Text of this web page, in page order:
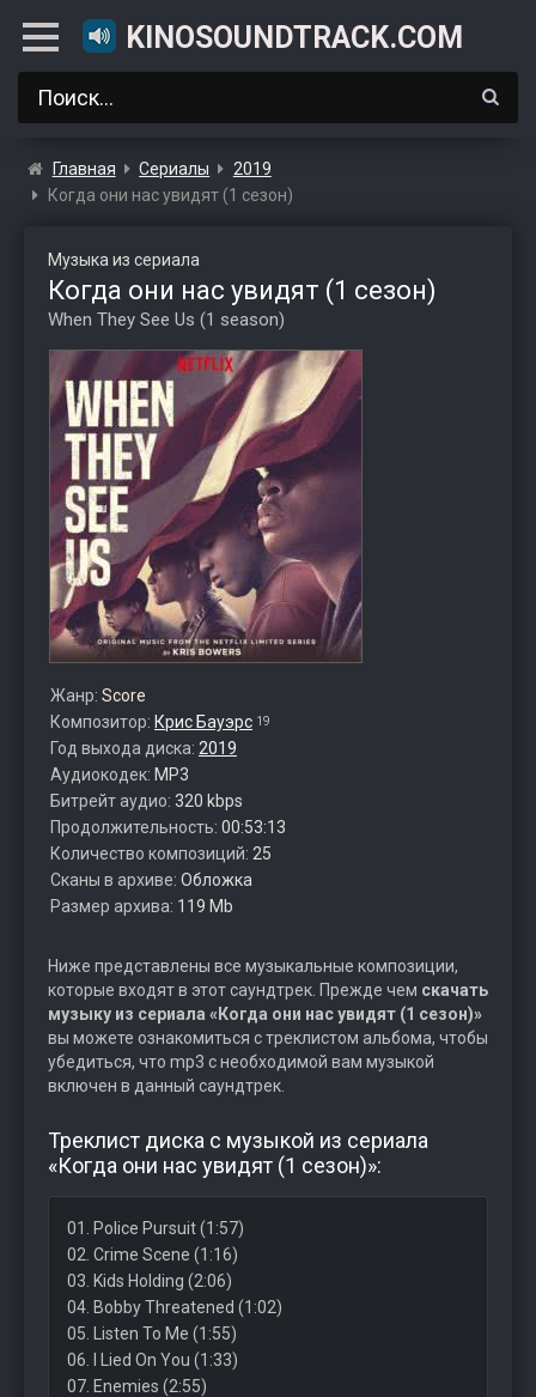
KINOSOUNDTRACK.COM
Главная Сериалы
2019
Когда они нас увидят (1 сезон)
Музыка из сериала
Когда они нас увидят (1 сезон)
When They See Us (1 season)
Жанр: Score
Композитор: Крис Бауэрс 19
Год выхода диска: 2019
Аудиокодек: MP3
Битрейт аудио: 320 kbps
Продолжительность: 00:53:13
Количество композиций: 25
Сканы в архиве: Обложка
Размер архива: 119 Mb
Ниже представлены все музыкальные композиции,
которые входят в этот саундтрек. Прежде чем скачать
музыку из сериала «Когда они нас увидят (1 сезон)»
вы можете ознакомиться с треклистом альбома, чтобы
убедиться, что mp3 с необходимой вам музыкой
включен в данный саундтрек.
Треклист диска с музыкой из сериала
«Когда они нас увидят (1 сезон)»:
01. Police Pursuit (1:57)
02. Crime Scene (1:16)
03. Kids Holding (2:06)
04. Bobby Threatened (1:02)
05. Listen To Me (1:55)
06. I Lied On You (1:33)
07. Enemies (2:55)